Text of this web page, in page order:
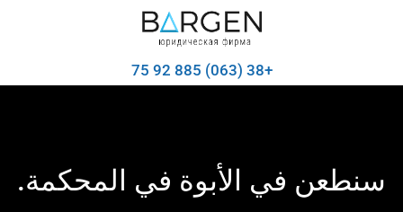
+38 (063) 885 92 75
سنطعن في الأبوة في المحكمة.